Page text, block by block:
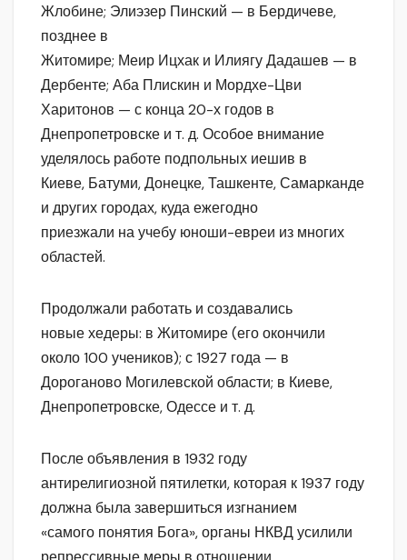
Жлобине; Элиэзер Пинский — в Бердичеве,
позднее в
Житомире; Меир Ицхак и Илиягу Дадашев — в
Дербенте; Аба Плискин и Мордхе-Цви
Харитонов — с конца 20-х годов в
Днепропетровске и т. д. Особое внимание
уделялось работе подпольных иешив в
Киеве, Батуми, Донецке, Ташкенте, Самарканде
и других городах, куда ежегодно
приезжали на учебу юноши-евреи из многих
областей.
Продолжали работать и создавались
новые хедеры: в Житомире (его окончили
около 100 учеников); с 1927 года — в
Дороганово Могилевской области; в Киеве,
Днепропетровске, Одессе и т. д.
После объявления в 1932 году
антирелигиозной пятилетки, которая к 1937 году
должна была завершиться изгнанием
«самого понятия Бога», органы НКВД усилили